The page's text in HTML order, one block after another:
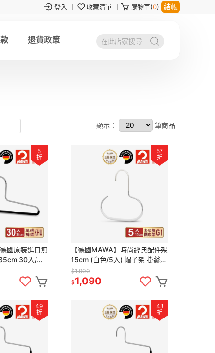
登入 收藏清單 購物車(0) 結帳
退貨政策
顯示： 筆商品
5
折
國原裝進口無
30入/黑
無痕褲架 止
57
折
【德國MAWA】時尚經典配件架
15cm (白色/5入) 帽子架 掛絲巾
圍巾 多功能收納 掛皮帶 內衣收
納 小廢包收納
$1,900
$1,090
49
折
48
折